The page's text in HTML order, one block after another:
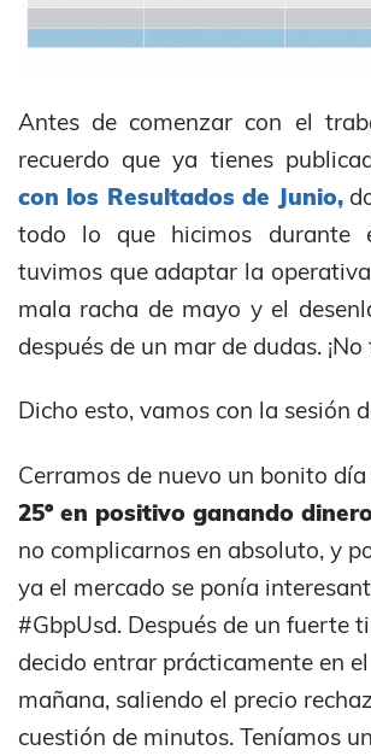
Antes de comenzar con el
recuerdo que ya tienes
con los Resultados de Junio,
todo lo que hicimos durante
tuvimos que adaptar la
mala racha de mayo y el
después de un mar de dudas.
Dicho esto, vamos con la sesión
Cerramos de nuevo un bonito día
25º en positivo ganando
no complicarnos en absoluto, y
ya el mercado se ponía
#GbpUsd. Después de un fuerte
decido entrar prácticamente en
mañana, saliendo el precio
cuestión de minutos. Teníamos